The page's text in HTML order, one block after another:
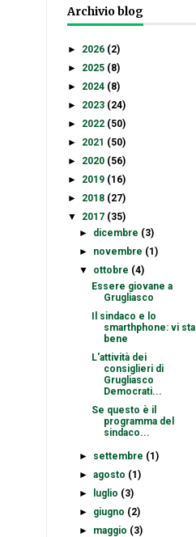
Archivio blog
► 2026 (2)
► 2025 (8)
► 2024 (8)
► 2023 (24)
► 2022 (50)
► 2021 (50)
► 2020 (56)
► 2019 (16)
► 2018 (27)
▼
2017 (35)
► dicembre (3)
► novembre (1)
▼
ottobre (4)
Essere giovane a
Grugliasco
Il sindaco e lo
smarthphone: vi sta
bene
L'attività dei
consiglieri di
Grugliasco
Democrati...
Se questo è il
programma del
sindaco...
► settembre (1)
►agosto (1)
►
luglio (3)
► giugno (2)
► maggio (3)